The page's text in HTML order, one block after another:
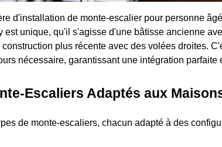
d'installation de monte-escalier pour personne
est unique, qu'il s'agisse d'une bâtisse ancienne
plus récente avec des volées droites.
nécessaire, garantissant une intégration parfaite
Escaliers Adaptés aux
de monte-escaliers, chacun adapté à des